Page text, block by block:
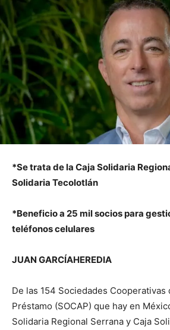
*Se trata de la Caja Solidaria
Solidaria Tecolotlán
*Beneficio a 25 mil socios para
teléfonos celulares
JUAN GARCÍAHEREDIA
De las 154 Sociedades Cooperativas
Préstamo (SOCAP) que hay en
Solidaria Regional Serrana y Caja